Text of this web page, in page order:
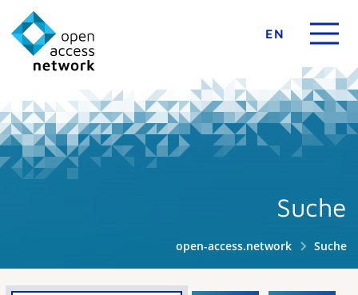
EN
Suche
open-access.network Suche